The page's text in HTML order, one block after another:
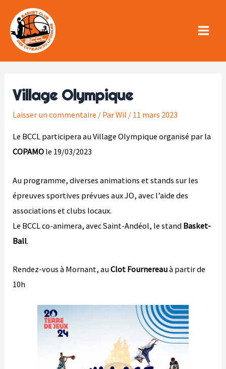
contenu
Menu
Village Olympique
Laisser un commentaire / ParWil / 11 mars 2023
Le BCCL participera au Village Olympique organisé par la
COPAMO le 19/03/2023
Au programme, diverses animations et stands sur les
épreuves sportives prévues aux JO, avec l’aide des
associations et clubs locaux.
Le BCCL co-animera, avec Saint-Andéol, le stand Basket-
Ball.
Rendez-vous à Mornant, auClot Fournereauà partir de
10h